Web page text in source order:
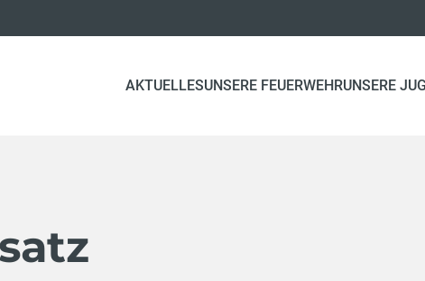
AKTUELLESUNSERE FEUERWEHRUNSERE